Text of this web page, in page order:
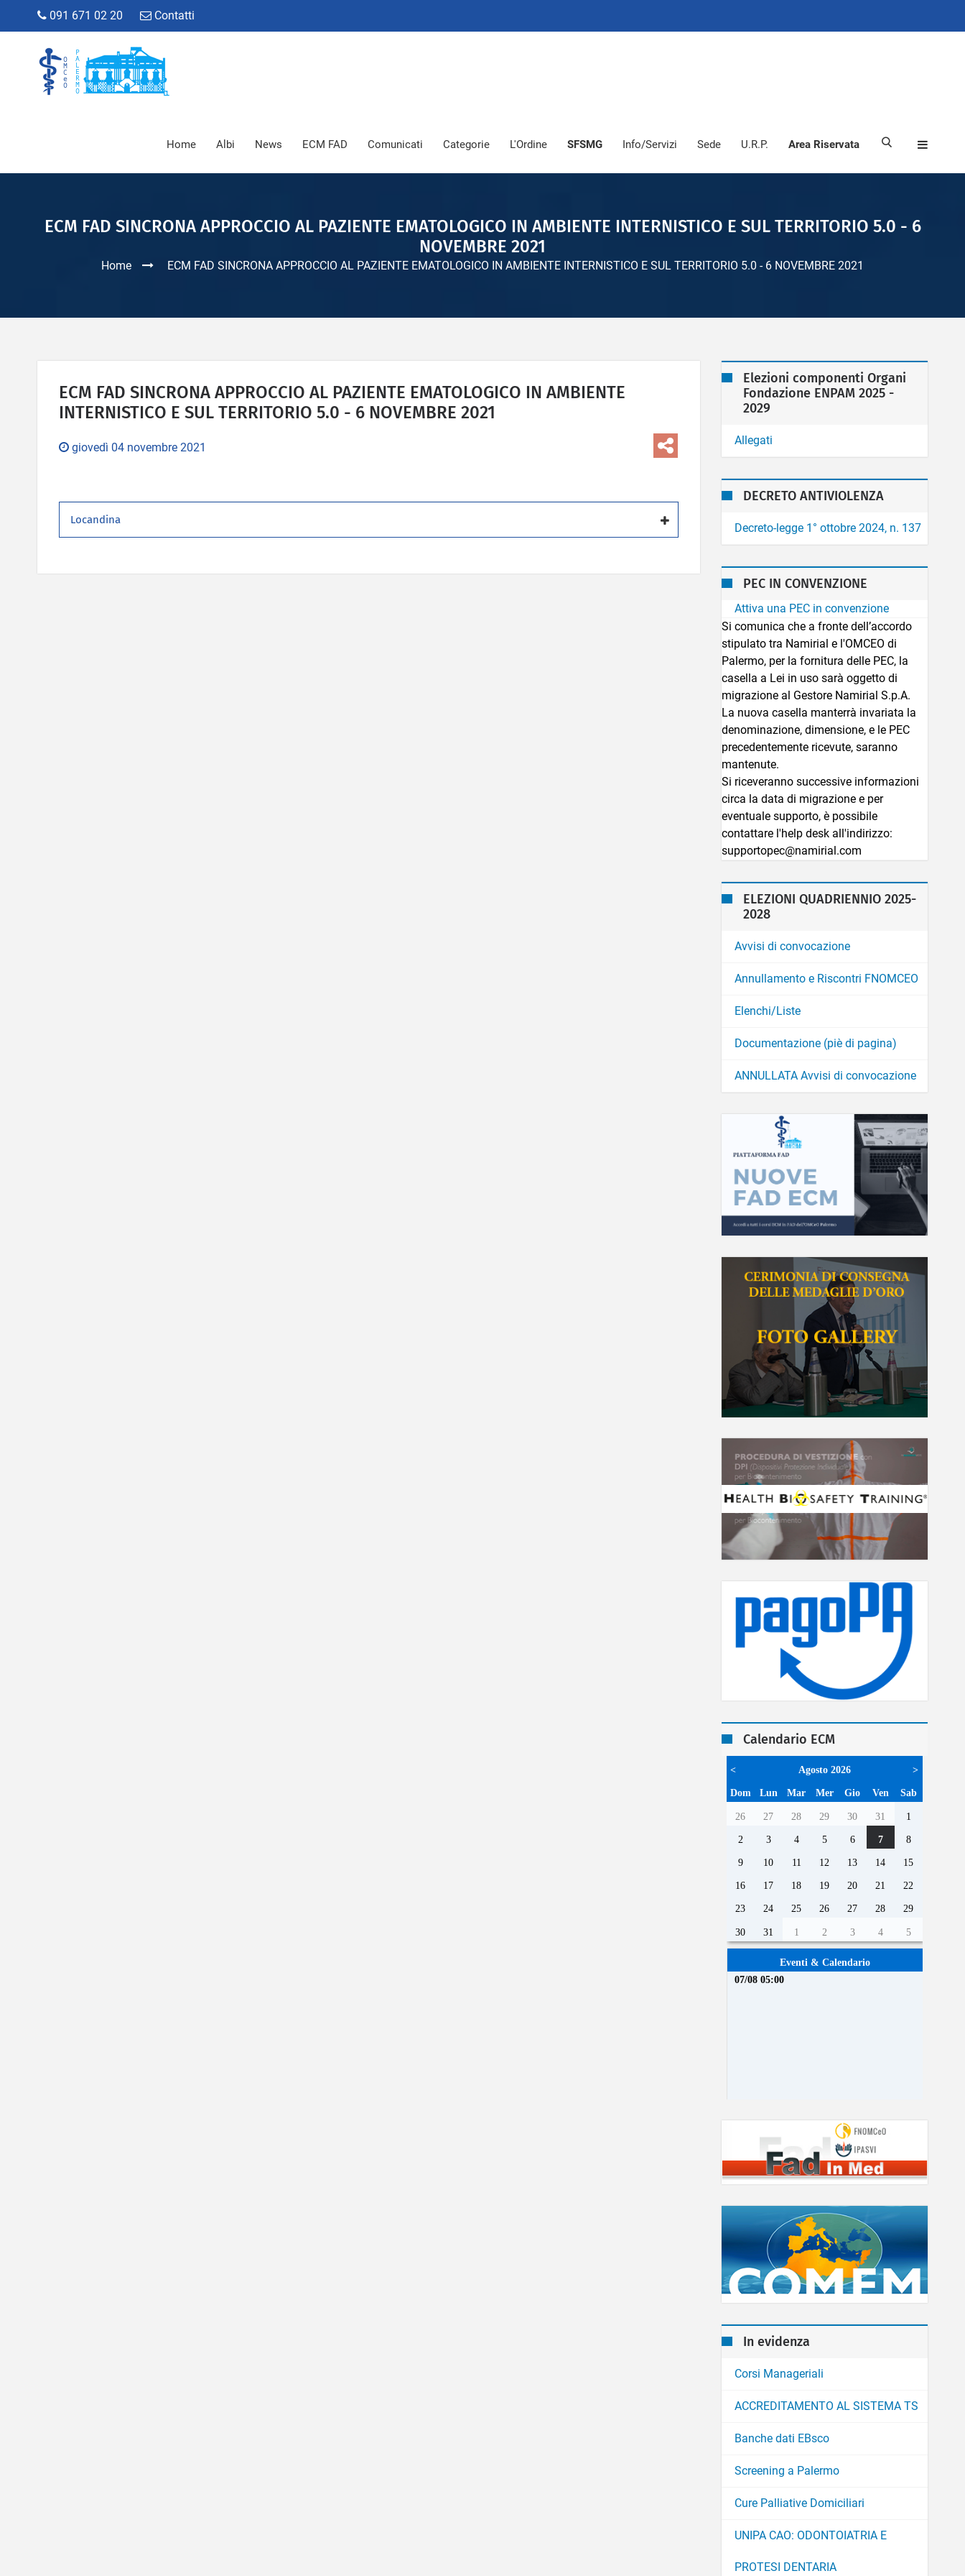
091 671 02 20 Contatti
Home Albi News ECM FAD Comunicati Categorie L'Ordine SFSMG Info/Servizi Sede U.R.P. Area Riservata
ECM FAD SINCRONA APPROCCIO AL PAZIENTE EMATOLOGICO IN AMBIENTE INTERNISTICO E SUL TERRITORIO 5.0 - 6
NOVEMBRE 2021
Home ECM FAD SINCRONA APPROCCIO AL PAZIENTE EMATOLOGICO IN AMBIENTE INTERNISTICO E SUL TERRITORIO 5.0 - 6 NOVEMBRE 2021
ECM FAD SINCRONA APPROCCIO AL PAZIENTE EMATOLOGICO IN AMBIENTE
INTERNISTICO E SUL TERRITORIO 5.0 - 6 NOVEMBRE 2021
giovedì 04 novembre 2021
Locandina
Elezioni componenti Organi
Fondazione ENPAM 2025 -
2029
Allegati
DECRETO ANTIVIOLENZA
Decreto-legge 1° ottobre 2024, n. 137
PEC IN CONVENZIONE
Attiva una PEC in convenzione
Si comunica che a fronte dell’accordo
stipulato tra Namirial e l'OMCEO di
Palermo, per la fornitura delle PEC, la
casella a Lei in uso sarà oggetto di
migrazione al Gestore Namirial S.p.A.
La nuova casella manterrà invariata la
denominazione, dimensione, e le PEC
precedentemente ricevute, saranno
mantenute.
Si riceveranno successive informazioni
circa la data di migrazione e per
eventuale supporto, è possibile
contattare l'help desk all'indirizzo:
supportopec@namirial.com
ELEZIONI QUADRIENNIO 2025-
2028
Avvisi di convocazione
Annullamento e Riscontri FNOMCEO
Elenchi/Liste
Documentazione (piè di pagina)
ANNULLATA Avvisi di convocazione
Calendario ECM
< Agosto 2026 >
Dom Lun Mar Mer Gio Ven Sab
26 27 28 29 30 31 1
2 3 4 5 6 7 8
9 10 11 12 13 14 15
16 17 18 19 20 21 22
23 24 25 26 27 28 29
30 31 1 2 3 4 5
Eventi & Calendario
07/08 05:00
In evidenza
Corsi Manageriali
ACCREDITAMENTO AL SISTEMA TS
Banche dati EBsco
Screening a Palermo
Cure Palliative Domiciliari
UNIPA CAO: ODONTOIATRIA E
PROTESI DENTARIA